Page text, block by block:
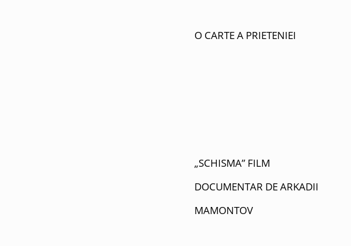
O CARTE A PRIETENIEI
„SCHISMA” FILM
DOCUMENTAR DE ARKADII
MAMONTOV